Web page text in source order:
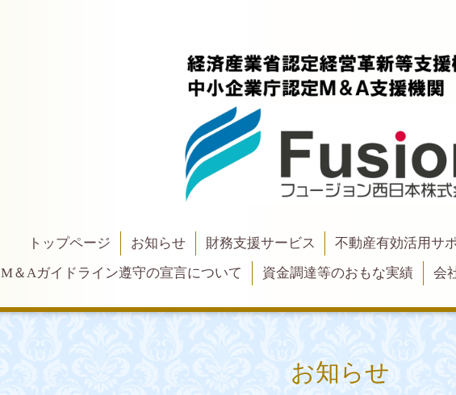
トップページ お知らせ 財務支援サービス 不動産有効活用サ
M＆Aガイドライン遵守の宣言について
資金調達等のおもな実績 会
お知らせ